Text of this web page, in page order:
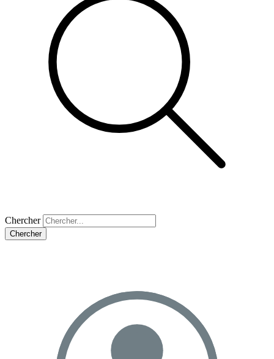
Chercher
Chercher